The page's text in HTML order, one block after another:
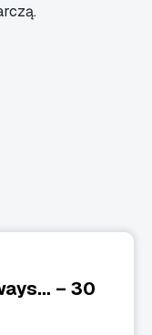
– 30